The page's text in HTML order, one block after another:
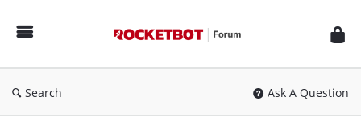
Forum
Search Ask A Question